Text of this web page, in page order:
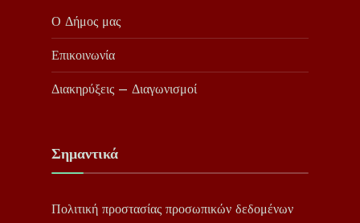
Ο Δήμος μας
Επικοινωνία
Διακηρύξεις – Διαγωνισμοί
Σημαντικά
Πολιτική προστασίας προσωπικών δεδομένων